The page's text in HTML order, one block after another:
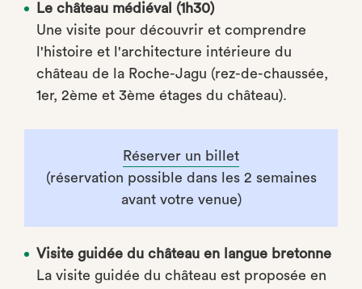
Le château médiéval (1h30)
Une visite pour découvrir et comprendre
l'histoire et l'architecture intérieure du
château de la Roche-Jagu (rez-de-chaussée,
1er, 2ème et 3ème étages du château).
Réserver un billet
(réservation possible dans les 2 semaines
avant votre venue)
Visite guidée du château en langue bretonne
La visite guidée du château est proposée en